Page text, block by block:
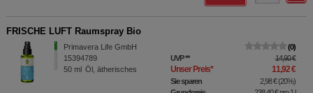
FRISCHE LUFT Raumspray Bio
Primavera Life GmbH
15394789
50 ml Öl, ätherisches
0
UVP** 14,90 €
Unser Preis* 11,92 €
Sie sparen 2,98 €(20%)